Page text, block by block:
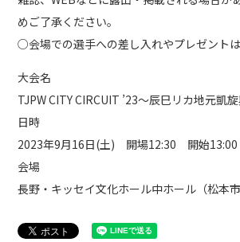
めご了承ください。
○会場での選手への差し入れやプレゼントは
大会名
TJPW CITY CIRCUIT ’23～辰巳リカ地元凱
日時
2023年9月16日(土) 開場12:30 開始13:00
会場
長野・キッセイ文化ホール中ホール（松本市